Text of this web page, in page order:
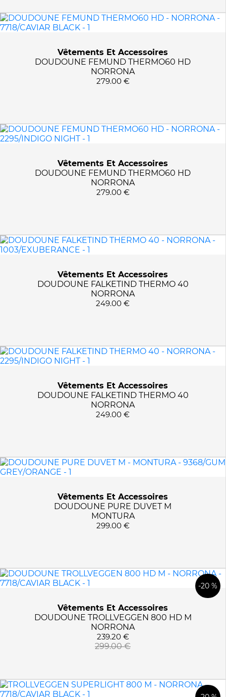
Vêtements Et Accessoires
DOUDOUNE FEMUND THERMO60 HD
NORRONA
279.00 €
Vêtements Et Accessoires
DOUDOUNE FEMUND THERMO60 HD
NORRONA
279.00 €
Vêtements Et Accessoires
DOUDOUNE FALKETIND THERMO 40
NORRONA
249.00 €
Vêtements Et Accessoires
DOUDOUNE FALKETIND THERMO 40
NORRONA
249.00 €
Vêtements Et Accessoires
DOUDOUNE PURE DUVET M
MONTURA
299.00 €
-20 %
Vêtements Et Accessoires
DOUDOUNE TROLLVEGGEN 800 HD M
NORRONA
239.20 €
299.00 €